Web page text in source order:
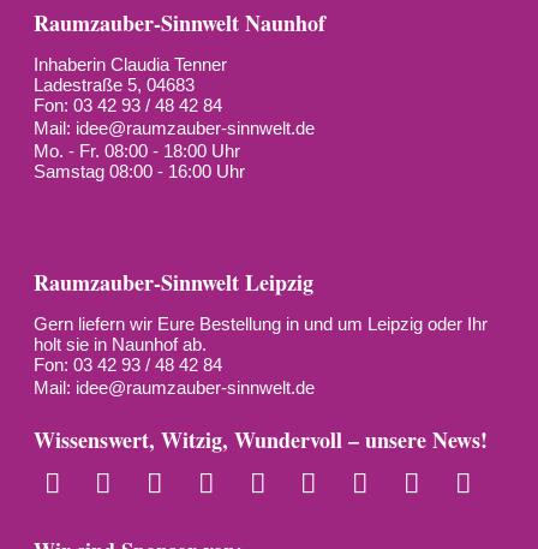
Raumzauber-Sinnwelt Naunhof
Inhaberin Claudia Tenner
Ladestraße 5, 04683
Fon: 03 42 93 / 48 42 84
Mail: idee@raumzauber-sinnwelt.de
Mo. - Fr. 08:00 - 18:00 Uhr
Samstag 08:00 - 16:00 Uhr
Raumzauber-Sinnwelt Leipzig
Gern liefern wir Eure Bestellung in und um Leipzig oder Ihr
holt sie in Naunhof ab.
Fon: 03 42 93 / 48 42 84
Mail: idee@raumzauber-sinnwelt.de
Wissenswert, Witzig, Wundervoll – unsere News!